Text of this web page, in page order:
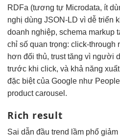
RDFa (tương tự Microdata, ít
nghị dùng JSON-LD vì dễ triển
doanh nghiệp, schema markup
chỉ số quan trọng: click-through
hơn đối thủ, trust tăng vì người
trước khi click, và khả năng
đặc biệt của Google như
product carousel.
Rich result
Sai dẫn đầu trend lầm phổ giảm